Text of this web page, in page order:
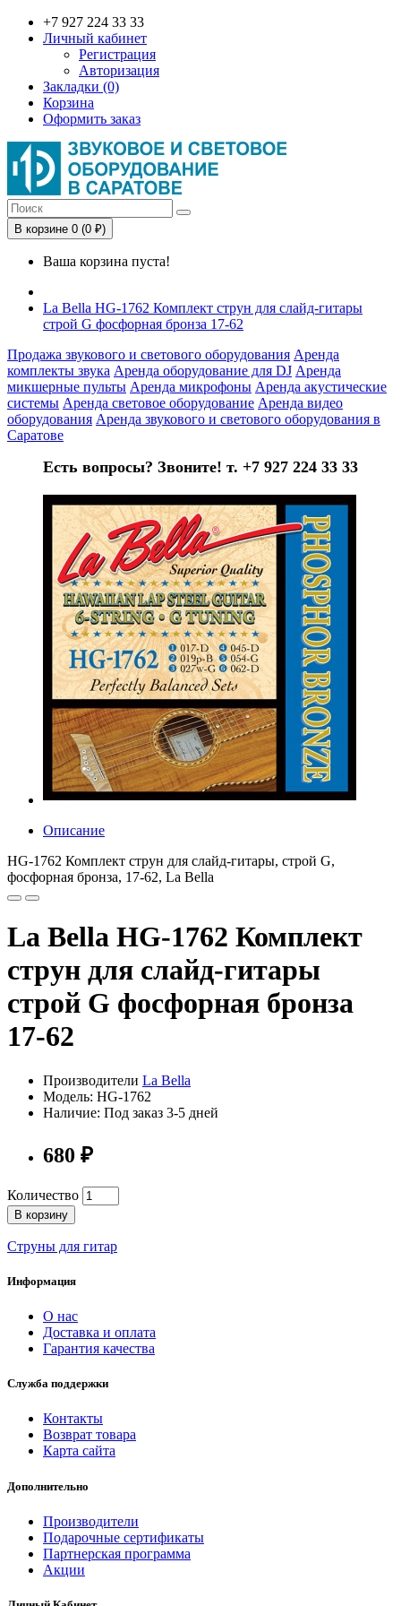
+7 927 224 33 33
Личный кабинет
Регистрация
Авторизация
Закладки (0)
Корзина
Оформить заказ
В корзине 0 (0 ₽)
Ваша корзина пуста!
La Bella HG-1762 Комплект струн для слайд-гитары
строй G фосфорная бронза 17-62
Продажа звукового и светового оборудования Аренда
комплекты звука Аренда оборудование для DJ Аренда
микшерные пульты Аренда микрофоны Аренда акустические
системы Аренда световое оборудование Аренда видео
оборудования Аренда звукового и светового оборудования в
Саратове
Есть вопросы? Звоните! т. +7 927 224 33 33
Описание
HG-1762 Комплект струн для слайд-гитары, строй G,
фосфорная бронза, 17-62, La Bella
La Bella HG-1762 Комплект
струн для слайд-гитары
строй G фосфорная бронза
17-62
Производители La Bella
Модель: HG-1762
Наличие: Под заказ 3-5 дней
680 ₽
Количество
В корзину
Струны для гитар
Информация
О нас
Доставка и оплата
Гарантия качества
Служба поддержки
Контакты
Возврат товара
Карта сайта
Дополнительно
Производители
Подарочные сертификаты
Партнерская программа
Акции